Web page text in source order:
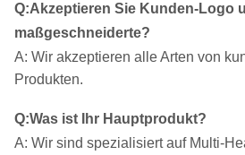
Q:Akzeptieren Sie Kunden-Logo
maßgeschneiderte?
A: Wir akzeptieren alle Arten von
Produkten.
Q:Was ist Ihr Hauptprodukt?
A: Wir sind spezialisiert auf Multi-